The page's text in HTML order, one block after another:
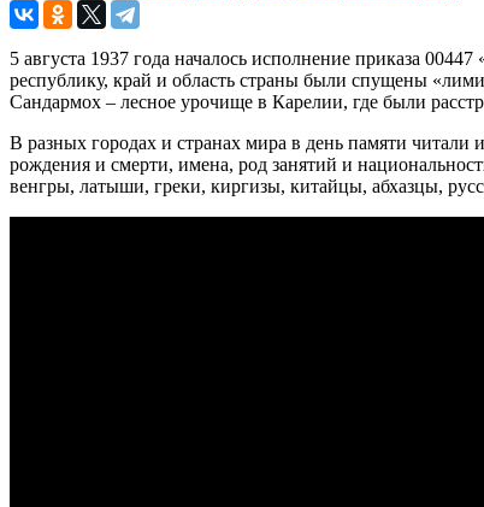
5 августа 1937 года началось исполнение приказа
республику, край и область страны были спущены
Сандармох – лесное урочище в Карелии, где были
В разных городах и странах мира в день памяти
рождения и смерти, имена, род занятий и
венгры, латыши, греки, киргизы, китайцы, абхазцы,